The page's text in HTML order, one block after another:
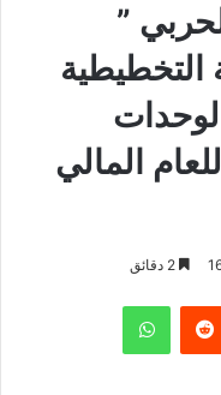
”
التخطيطية
المالي
واتساب